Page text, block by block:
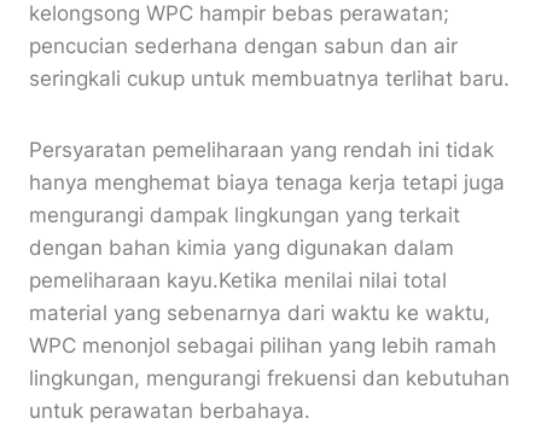
kelongsong WPC hampir bebas perawatan;
pencucian sederhana dengan sabun dan air
seringkali cukup untuk membuatnya terlihat baru.
Persyaratan pemeliharaan yang rendah ini tidak
hanya menghemat biaya tenaga kerja tetapi juga
mengurangi dampak lingkungan yang terkait
dengan bahan kimia yang digunakan dalam
pemeliharaan kayu.Ketika menilai nilai total
material yang sebenarnya dari waktu ke waktu,
WPC menonjol sebagai pilihan yang lebih ramah
lingkungan, mengurangi frekuensi dan kebutuhan
untuk perawatan berbahaya.